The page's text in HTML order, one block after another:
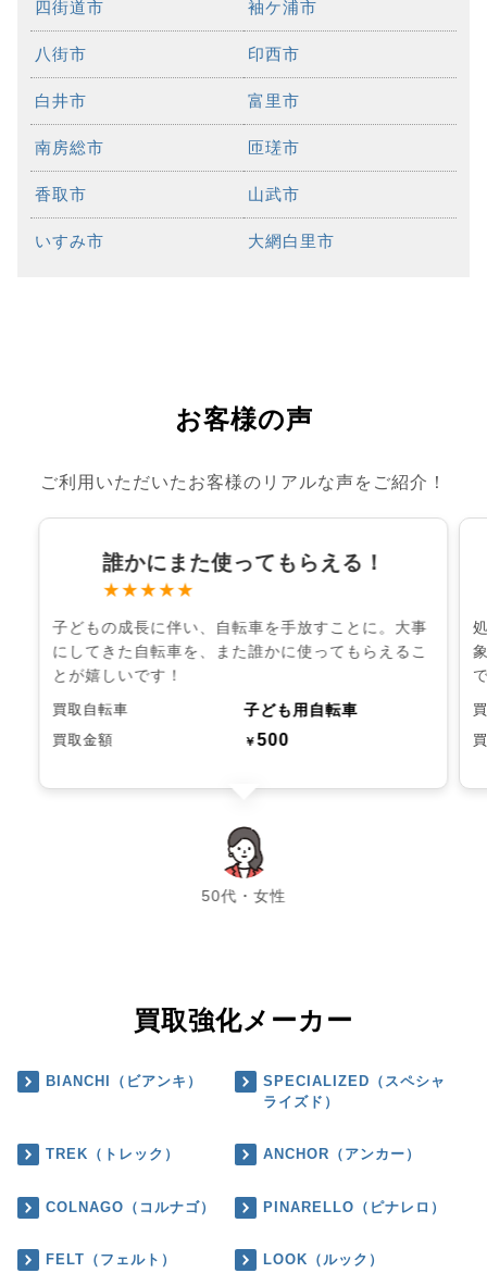
四街道市 袖ケ浦市
八街市 印西市
白井市 富里市
南房総市 匝瑳市
香取市 山武市
いすみ市 大網白里市
お客様の声
ご利用いただいたお客様のリアルな声をご紹介！
誰かにまた使ってもらえる！
★★★★★
子どもの成長に伴い、自転車を手放すことに。大事
にしてきた自転車を、また誰かに使ってもらえるこ
とが嬉しいです！
買取自転車 子ども用自転車
買取金額 ￥500
50代・女性
chevron_left chevron_right
買取強化メーカー
BIANCHI（ビアンキ）
SPECIALIZED（スペシャ
ライズド）
TREK（トレック） ANCHOR（アンカー）
COLNAGO（コルナゴ） PINARELLO（ピナレロ）
FELT（フェルト） LOOK（ルック）